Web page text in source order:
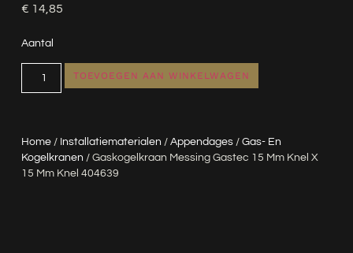
Home/ Installatiematerialen / Appendages/ Gas- En
Kogelkranen / Gaskogelkraan Messing Gastec 15 Mm Knel X
15 Mm Knel 404639
€ 14,85
Aantal
TOEVOEGEN AAN WINKELWAGEN